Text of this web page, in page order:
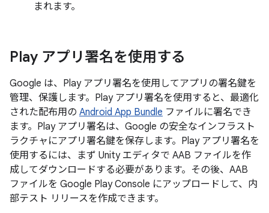
まれます。
Play アプリ署名を使用する
Google は、Play アプリ署名を使用してアプリの署名鍵を
管理、保護します。Play アプリ署名を使用すると、最適化
された配布用の Android App Bundle ファイルに署名でき
ます。Play アプリ署名は、Google の安全なインフラスト
ラクチャにアプリ署名鍵を保存します。Play アプリ署名を
使用するには、まず Unity エディタで AAB ファイルを作
成してダウンロードする必要があります。その後、AAB
ファイルを Google Play Console にアップロードして、内
部テスト リリースを作成できます。